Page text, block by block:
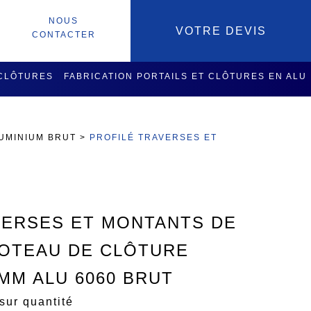
VOTRE DEVIS
NOUS
CONTACTER
FABRICATION PORTAILS ET CLÔTURES EN ALU
BRUT >
PROFILÉ TRAVERSES ET
ET MONTANTS DE
DE CLÔTURE
ALU 6060 BRUT
quantité